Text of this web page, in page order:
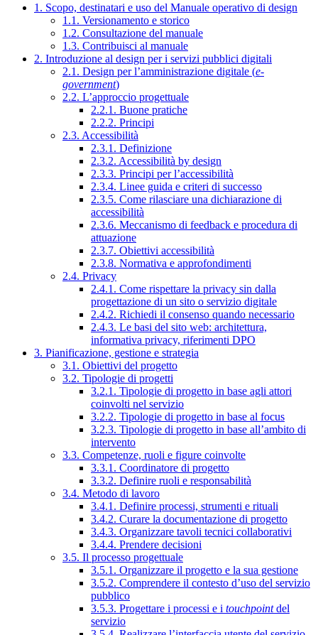
1. Scopo, destinatari e uso del Manuale operativo di design
1.1. Versionamento e storico
1.2. Consultazione del manuale
1.3. Contribuisci al manuale
2. Introduzione al design per i servizi pubblici digitali
2.1. Design per l’amministrazione digitale (e-
government)
2.2. L’approccio progettuale
2.2.1. Buone pratiche
2.2.2. Principi
2.3. Accessibilità
2.3.1. Definizione
2.3.2. Accessibilità by design
2.3.3. Principi per l’accessibilità
2.3.4. Linee guida e criteri di successo
2.3.5. Come rilasciare una dichiarazione di
accessibilità
2.3.6. Meccanismo di feedback e procedura di
attuazione
2.3.7. Obiettivi accessibilità
2.3.8. Normativa e approfondimenti
2.4. Privacy
2.4.1. Come rispettare la privacy sin dalla
progettazione di un sito o servizio digitale
2.4.2. Richiedi il consenso quando necessario
2.4.3. Le basi del sito web: architettura,
informativa privacy, riferimenti DPO
3. Pianificazione, gestione e strategia
3.1. Obiettivi del progetto
3.2. Tipologie di progetti
3.2.1. Tipologie di progetto in base agli attori
coinvolti nel servizio
3.2.2. Tipologie di progetto in base al focus
3.2.3. Tipologie di progetto in base all’ambito di
intervento
3.3. Competenze, ruoli e figure coinvolte
3.3.1. Coordinatore di progetto
3.3.2. Definire ruoli e responsabilità
3.4. Metodo di lavoro
3.4.1. Definire processi, strumenti e rituali
3.4.2. Curare la documentazione di progetto
3.4.3. Organizzare tavoli tecnici collaborativi
3.4.4. Prendere decisioni
3.5. Il processo progettuale
3.5.1. Organizzare il progetto e la sua gestione
3.5.2. Comprendere il contesto d’uso del servizio
pubblico
3.5.3. Progettare i processi e i touchpointdel
servizio